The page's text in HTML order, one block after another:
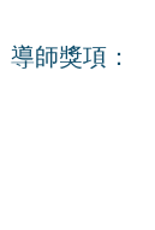
導師獎項：